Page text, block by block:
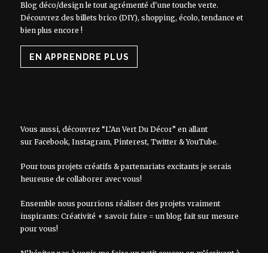
Blog déco/design le tout agrémenté d'une touche verte.
Découvrez des billets brico (DIY), shopping, écolo, tendance et
bien plus encore !
EN APPRENDRE PLUS
Vous aussi, découvrez “L’An Vert Du Décor” en allant
sur Facebook, Instagram, Pinterest, Twitter&YouTube.
Pour tous projets créatifs & partenariats excitants je serais
heureuse de collaborer avec vous!
Ensemble nous pourrions réaliser des projets vraiment
inspirants: Créativité + savoir faire = un blog fait sur mesure
pour vous!